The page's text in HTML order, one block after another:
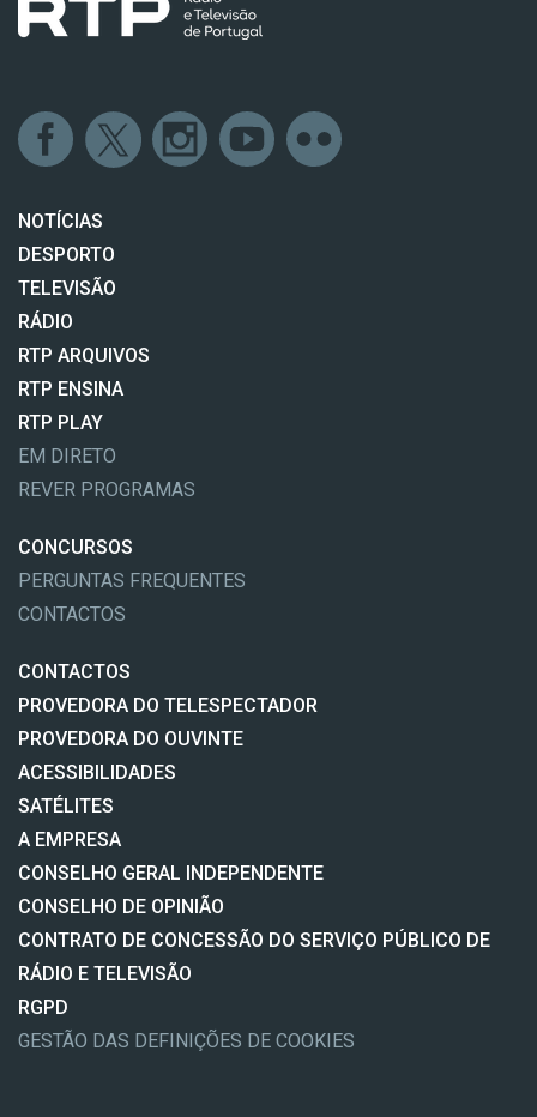
NOTÍCIAS
DESPORTO
TELEVISÃO
RÁDIO
RTP ARQUIVOS
RTP ENSINA
RTP PLAY
EM DIRETO
REVER PROGRAMAS
CONCURSOS
PERGUNTAS FREQUENTES
CONTACTOS
CONTACTOS
PROVEDORA DO TELESPECTADOR
PROVEDORA DO OUVINTE
ACESSIBILIDADES
SATÉLITES
A EMPRESA
CONSELHO GERAL INDEPENDENTE
CONSELHO DE OPINIÃO
CONTRATO DE CONCESSÃO DO SERVIÇO PÚBLICO DE
RÁDIO E TELEVISÃO
RGPD
GESTÃO DAS DEFINIÇÕES DE COOKIES